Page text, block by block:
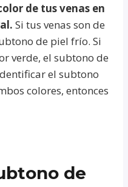
de tus venas en
Si tus venas son de
de piel frío. Si
verde, el subtono de
el subtono
colores, entonces
de